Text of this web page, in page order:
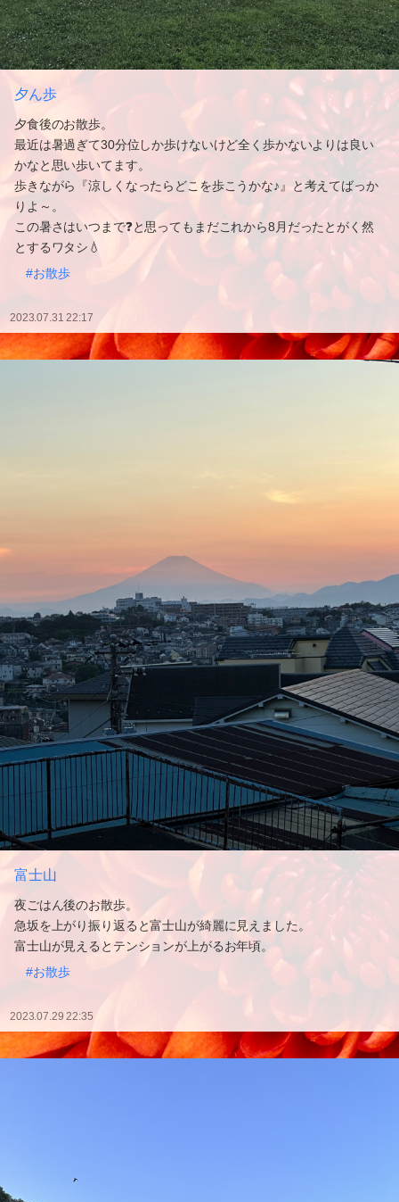
夕ん歩
夕食後のお散歩。
最近は暑過ぎて30分位しか歩けないけど全く歩かないよりは良い
かなと思い歩いてます。
歩きながら『涼しくなったらどこを歩こうかな♪』と考えてばっか
りよ～。
この暑さはいつまで❓と思ってもまだこれから8月だったとがく然
とするワタシ💧
#お散歩
2023.07.31 22:17
富士山
夜ごはん後のお散歩。
急坂を上がり振り返ると富士山が綺麗に見えました。
富士山が見えるとテンションが上がるお年頃。
#お散歩
2023.07.29 22:35